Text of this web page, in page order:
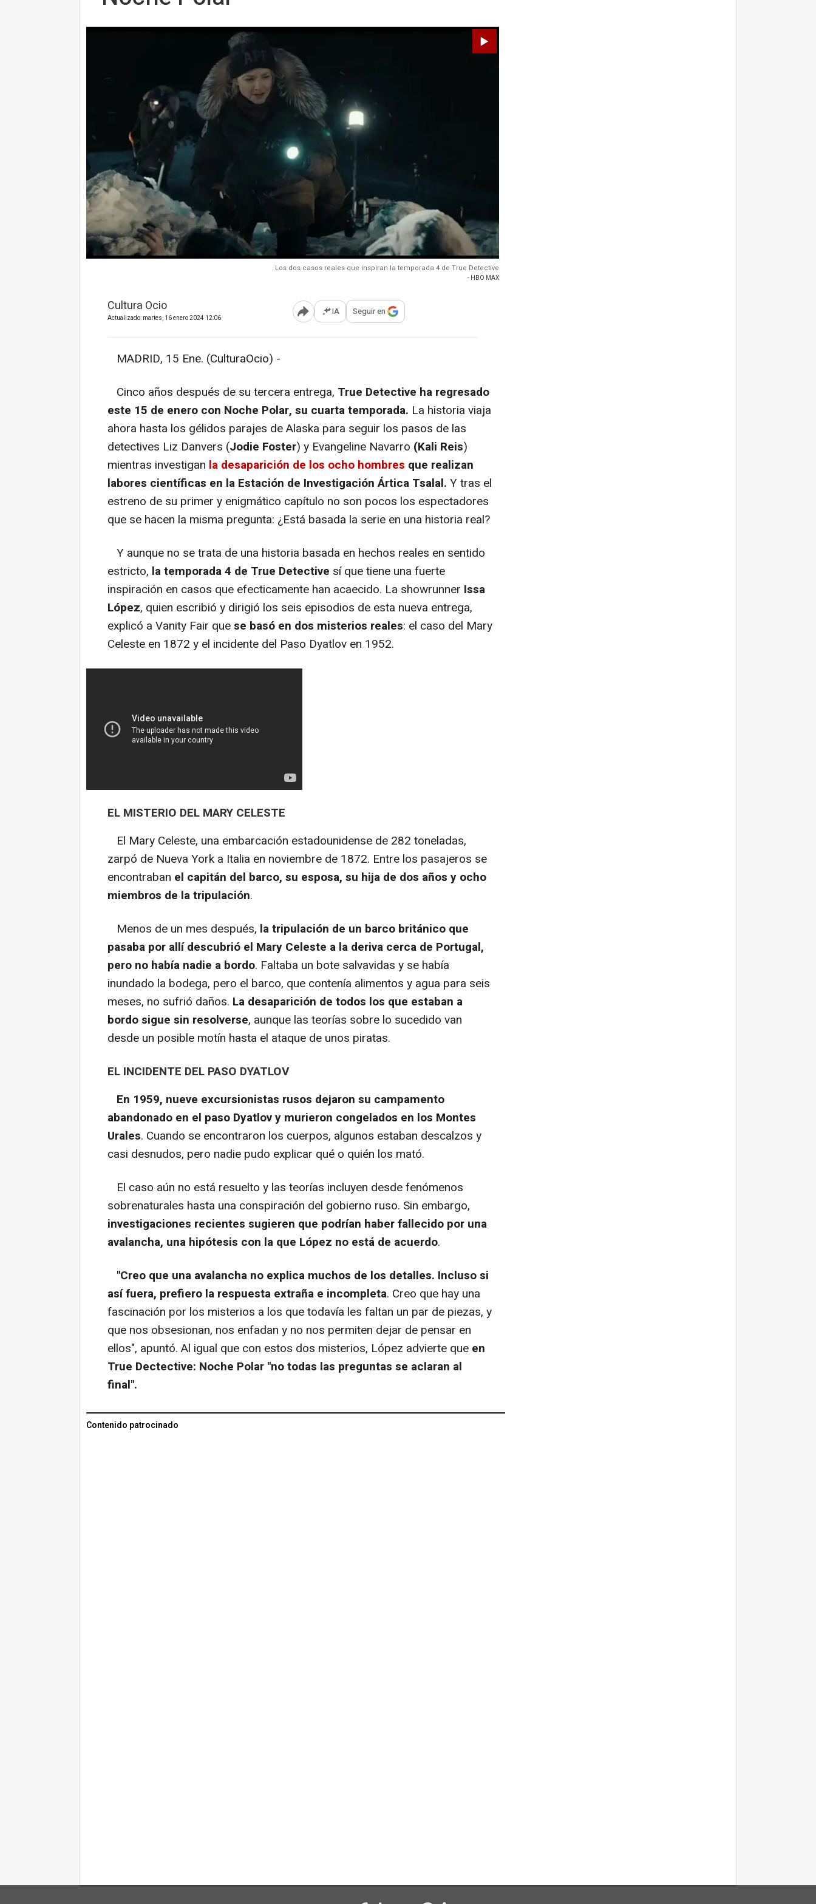
Los dos casos reales que inspiran la temporada 4 de True Detective
- HBO MAX
Cultura Ocio
Actualizado: martes, 16 enero 2024 12:06 Abrir opciones para compartir
IA Seguir en
MADRID, 15 Ene. (CulturaOcio) -
Cinco años después de su tercera entrega, True Detective ha regresado
este 15 de enero con Noche Polar, su cuarta temporada. La historia viaja
ahora hasta los gélidos parajes de Alaska para seguir los pasos de las
detectives Liz Danvers (Jodie Foster) y Evangeline Navarro (Kali Reis)
mientras investigan la desaparición de los ocho hombres que realizan
labores científicas en la Estación de Investigación Ártica Tsalal. Y tras el
estreno de su primer y enigmático capítulo no son pocos los espectadores
que se hacen la misma pregunta: ¿Está basada la serie en una historia real?
Y aunque no se trata de una historia basada en hechos reales en sentido
estricto, la temporada 4 de True Detective sí que tiene una fuerte
inspiración en casos que efecticamente han acaecido. La showrunner Issa
López, quien escribió y dirigió los seis episodios de esta nueva entrega,
explicó a Vanity Fair quese basó en dos misterios reales: el caso del Mary
Celeste en 1872 y el incidente del Paso Dyatlov en 1952.
EL MISTERIO DEL MARY CELESTE
El Mary Celeste, una embarcación estadounidense de 282 toneladas,
zarpó de Nueva York a Italia en noviembre de 1872. Entre los pasajeros se
encontraban el capitán del barco, su esposa, su hija de dos años y ocho
miembros de la tripulación.
Menos de un mes después, la tripulación de un barco británico que
pasaba por allí descubrió el Mary Celeste a la deriva cerca de Portugal,
pero no había nadie a bordo. Faltaba un bote salvavidas y se había
inundado la bodega, pero el barco, que contenía alimentos y agua para seis
meses, no sufrió daños. La desaparición de todos los que estaban a
bordo sigue sin resolverse, aunque las teorías sobre lo sucedido van
desde un posible motín hasta el ataque de unos piratas.
EL INCIDENTE DEL PASO DYATLOV
En 1959, nueve excursionistas rusos dejaron su campamento
abandonado en el paso Dyatlov y murieron congelados en los Montes
Urales. Cuando se encontraron los cuerpos, algunos estaban descalzos y
casi desnudos, pero nadie pudo explicar qué o quién los mató.
El caso aún no está resuelto y las teorías incluyen desde fenómenos
sobrenaturales hasta una conspiración del gobierno ruso. Sin embargo,
investigaciones recientes sugieren que podrían haber fallecido por una
avalancha, una hipótesis con la que López no está de acuerdo.
"Creo que una avalancha no explica muchos de los detalles. Incluso si
así fuera, prefiero la respuesta extraña e incompleta. Creo que hay una
fascinación por los misterios a los que todavía les faltan un par de piezas, y
que nos obsesionan, nos enfadan y no nos permiten dejar de pensar en
ellos", apuntó. Al igual que con estos dos misterios, López advierte que en
True Dectective: Noche Polar "no todas las preguntas se aclaran al
final".
Contenido patrocinado